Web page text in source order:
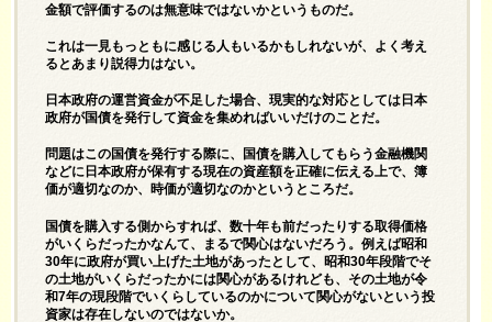
金額で評価するのは無意味ではないかというものだ。
これは一見もっともに感じる人もいるかもしれないが、よく考え
るとあまり説得力はない。
日本政府の運営資金が不足した場合、現実的な対応としては日本
政府が国債を発行して資金を集めればいいだけのことだ。
問題はこの国債を発行する際に、国債を購入してもらう金融機関
などに日本政府が保有する現在の資産額を正確に伝える上で、簿
価が適切なのか、時価が適切なのかというところだ。
国債を購入する側からすれば、数十年も前だったりする取得価格
がいくらだったかなんて、まるで関心はないだろう。例えば昭和
30年に政府が買い上げた土地があったとして、昭和30年段階でそ
の土地がいくらだったかには関心があるけれども、その土地が令
和7年の現段階でいくらしているのかについて関心がないという投
資家は存在しないのではないか。